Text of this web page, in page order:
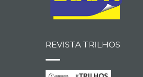
REVISTA TRILHOS